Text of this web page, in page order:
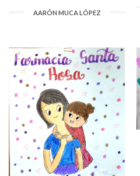
AARÓN MUCA LÓPEZ